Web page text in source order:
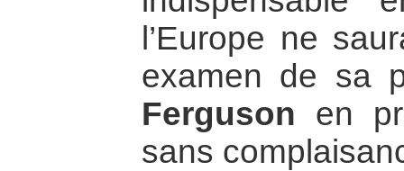
l’Europe ne
examen de sa
Ferguson en
sans